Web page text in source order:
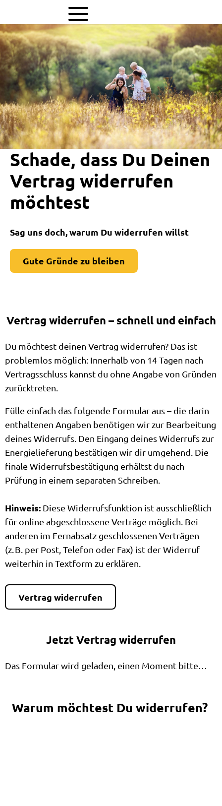
Schade, dass Du Deinen
Vertrag widerrufen
möchtest
Sag uns doch, warum Du widerrufen willst
Gute Gründe zu bleiben
Vertrag widerrufen – schnell und einfach
Du möchtest deinen Vertrag widerrufen? Das ist
problemlos möglich: Innerhalb von 14 Tagen nach
Vertragsschluss kannst du ohne Angabe von Gründen
zurücktreten.
Fülle einfach das folgende Formular aus – die darin
enthaltenen Angaben benötigen wir zur Bearbeitung
deines Widerrufs. Den Eingang deines Widerrufs zur
Energielieferung bestätigen wir dir umgehend. Die
finale Widerrufsbestätigung erhältst du nach
Prüfung in einem separaten Schreiben.
Hinweis: Diese Widerrufsfunktion ist ausschließlich
für online abgeschlossene Verträge möglich. Bei
anderen im Fernabsatz geschlossenen Verträgen
(z. B. per Post, Telefon oder Fax) ist der Widerruf
weiterhin in Textform zu erklären.
Vertrag widerrufen
Jetzt Vertrag widerrufen
Das Formular wird geladen, einen Moment bitte…
Warum möchtest Du widerrufen?